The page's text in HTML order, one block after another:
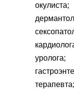
окулиста;
уролога;
терапевта;